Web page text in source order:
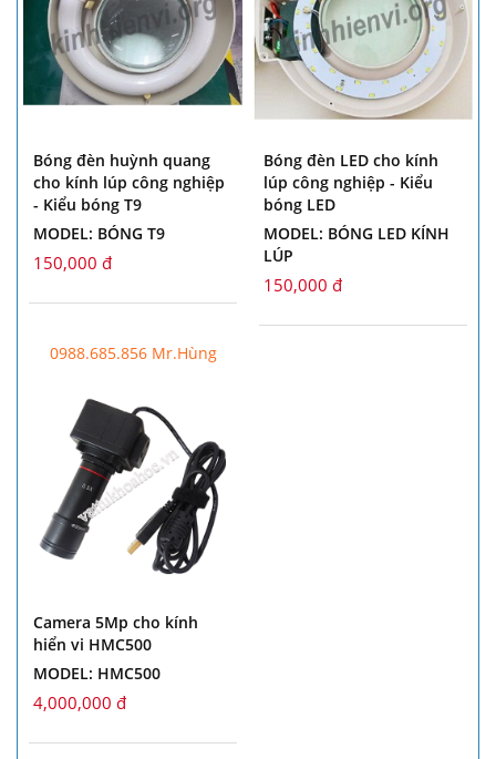
Bóng đèn huỳnh quang
cho kính lúp công nghiệp
- Kiểu bóng T9
MODEL: BÓNG T9
150,000 đ
Bóng đèn LED cho kính
lúp công nghiệp - Kiểu
bóng LED
MODEL: BÓNG LED KÍNH
LÚP
150,000 đ
0988.685.856 Mr.Hùng
Camera 5Mp cho kính
hiển vi HMC500
MODEL: HMC500
4,000,000 đ